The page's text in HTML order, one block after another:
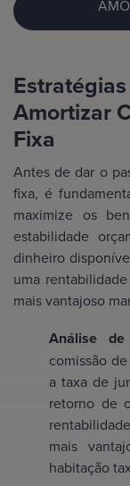
Amortizar
Fixa
Antes de dar o
fixa, é
maximize os
estabilidade
dinheiro
uma
mais vantajoso
Análise de
comissão
a taxa de
retorno de
mais
habitação